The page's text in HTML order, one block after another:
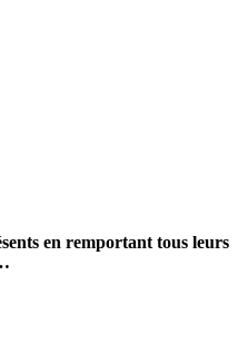
en remportant tous leurs